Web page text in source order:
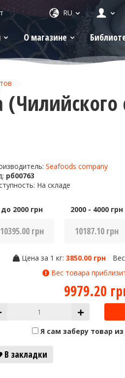
RU
О магазине
Seafoods company
рб00763
На складе
до 2000 грн
10395.00 грн
2000 - 4000 грн
10187.10 грн
Цена за 1 кг: 3850.00 грн
Вес товара
9979.20
Я сам заберу товар из
В закладки